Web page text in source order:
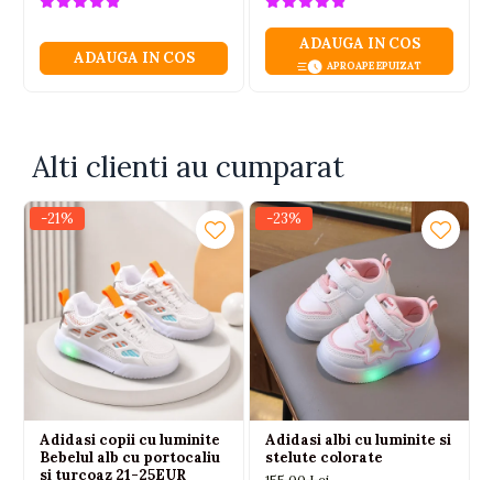
ADAUGA IN COS
ADAUGA IN COS
APROAPE EPUIZAT
Alti clienti au cumparat
-21%
Adidasi copii cu luminite
Bebelul alb cu portocaliu
si turcoaz 21-25EUR
-23%
Adidasi albi cu luminite si
stelute colorate